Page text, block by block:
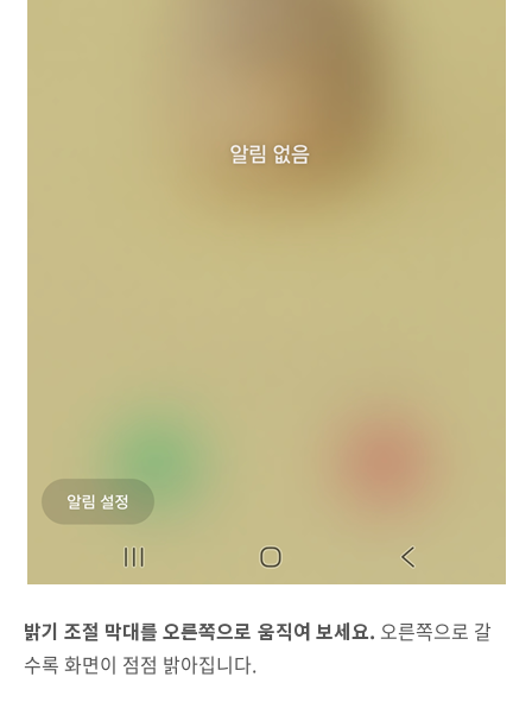
밝기 조절 막대를 오른쪽으로 움직여 보세요. 오른쪽으로 갈
수록 화면이 점점 밝아집니다.